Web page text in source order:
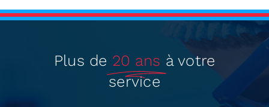
Plus de 20 ans à votre
service